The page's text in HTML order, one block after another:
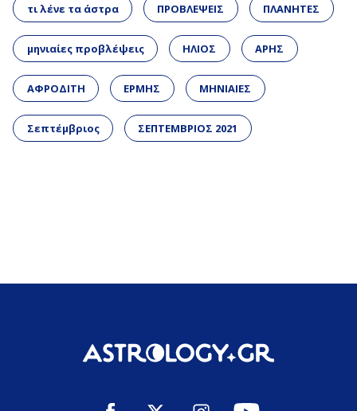
τι λένε τα άστρα ΠΡΟΒΛΕΨΕΙΣ ΠΛΑΝΗΤΕΣ
μηνιαίες προβλέψεις ΗΛΙΟΣ ΑΡΗΣ
ΑΦΡΟΔΙΤΗ ΕΡΜΗΣ ΜΗΝΙΑΙΕΣ
Σεπτέμβριος ΣΕΠΤΕΜΒΡΙΟΣ 2021